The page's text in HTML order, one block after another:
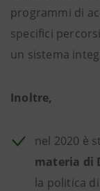
programmi di
specifici
un sistema
Inoltre,
nel 2020 è
materia di
la politica